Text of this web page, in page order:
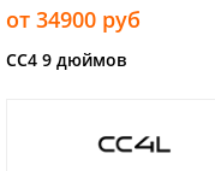
от 34900 руб
CC4 9 дюймов